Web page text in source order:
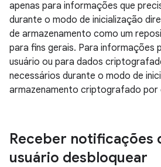
apenas para informações que
durante o modo de inicialização
de armazenamento como um
para fins gerais. Para informações
usuário ou para dados
necessários durante o modo de
armazenamento criptografado por
Receber notificações
usuário desbloquear